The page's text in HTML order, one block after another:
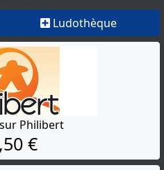
Ludothèque
Philibert
€